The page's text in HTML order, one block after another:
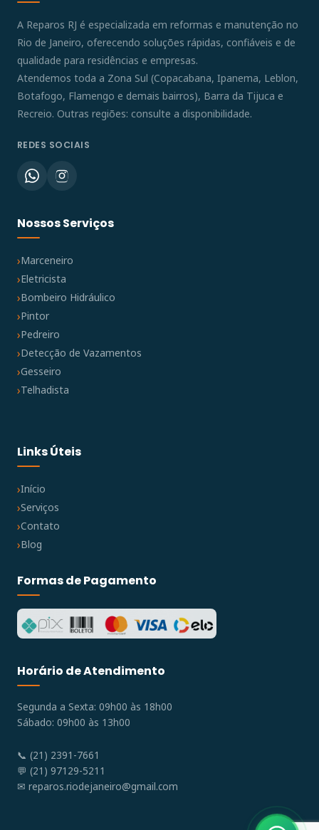
A Reparos RJ é especializada em reformas e manutenção no
Rio de Janeiro, oferecendo soluções rápidas, confiáveis e de
qualidade para residências e empresas.
Atendemos toda a Zona Sul (Copacabana, Ipanema, Leblon,
Botafogo, Flamengo e demais bairros), Barra da Tijuca e
Recreio. Outras regiões: consulte a disponibilidade.
REDES SOCIAIS
Nossos Serviços
Marceneiro
Eletricista
Bombeiro Hidráulico
Pintor
Pedreiro
Detecção de Vazamentos
Gesseiro
Telhadista
Links Úteis
Início
Serviços
Contato
Blog
Formas de Pagamento
Horário de Atendimento
Segunda a Sexta: 09h00 às 18h00
Sábado: 09h00 às 13h00
📞 (21) 2391-7661
💬 (21) 97129-5211
✉ reparos.riodejaneiro@gmail.com